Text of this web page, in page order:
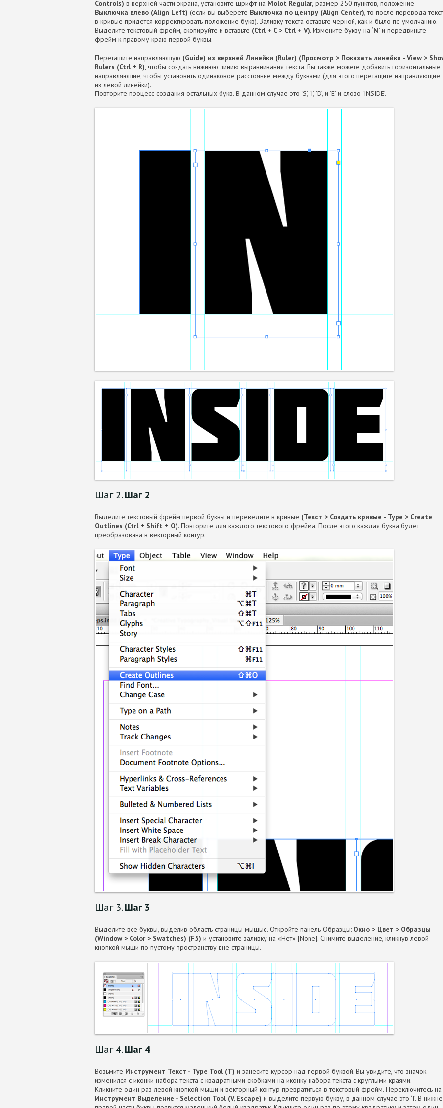
Controls) в верхней части экрана, установите шрифт на Molot Regular, размер 250 пунктов, положение
Выключка влево (Align Left) (если вы выберете Выключка по центру (Align Center), то после перевода
в кривые придется корректировать положение букв). Заливку текста оставьте черной, как и было по умолчанию.
Выделите текстовый фрейм, скопируйте и вставьте (Ctrl + C > Ctrl + V). Измените букву на ‘N’ и передвиньте
фрейм к правому краю первой буквы.
Перетащите направляющую (Guide) из верхней Линейки (Ruler) (Просмотр > Показать линейки - View >
Rulers (Ctrl + R), чтобы создать нижнюю линию выравнивания текста. Вы также можете добавить горизонтальные
направляющие, чтобы установить одинаковое расстояние между буквами (для этого перетащите направляющие
из левой линейки).
Повторите процесс создания остальных букв. В данном случае это ‘S’, ‘I’, ‘D’, и ‘E’ и слово ‘INSIDE’.
Шаг 2. Шаг 2
Выделите текстовый фрейм первой буквы и переведите в кривые (Текст > Создать кривые - Type > Create
Outlines (Ctrl + Shift + O). Повторите для каждого текстового фрейма. После этого каждая буква будет
преобразована в векторный контур.
Шаг 3. Шаг 3
Выделите все буквы, выделив область страницы мышью. Откройте панель Образцы: Окно > Цвет > Образцы
(Window > Color > Swatches) (F5) и установите заливку на «Нет» [None]. Снимите выделение, кликнув левой
кнопкой мыши по пустому пространству вне страницы.
Шаг 4. Шаг 4
Возьмите Инструмент Текст - Type Tool (Т) и занесите курсор над первой буквой. Вы увидите, что значок
изменился с иконки набора текста с квадратными скобками на иконку набора текста с круглыми краями.
Кликните один раз левой кнопкой мыши и векторный контур превратиться в текстовый фрейм. Переключитесь на
Инструмент Выделение - Selection Tool (V, Escape) и выделите первую букву, в данном случае это ‘I’. В